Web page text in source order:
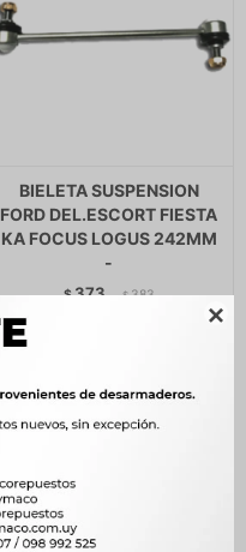

BIELETA SUSPENSION
FORD DEL.ESCORT FIESTA
KA FOCUS LOGUS 242MM
-
$373 $ 383